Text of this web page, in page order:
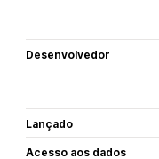
Desenvolvedor
Lançado
Acesso aos dados